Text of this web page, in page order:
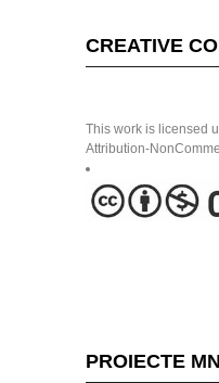
CREATIVE
This work is licensed
Attribution-
PROIECTE